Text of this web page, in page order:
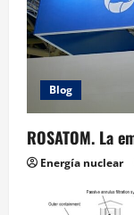
Blog
ROSATOM. La
Energía nuclear